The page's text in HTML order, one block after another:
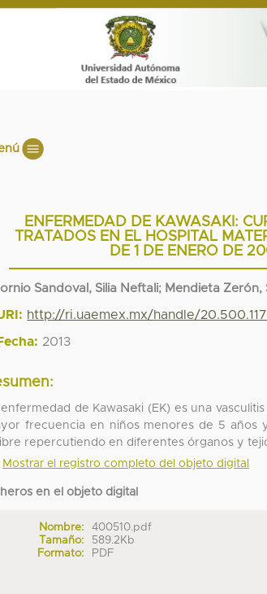
ENFERMEDAD DE KAWASAKI:
TRATADOS EN EL HOSPITAL
DE 1 DE ENERO DE
Sandoval, Silia Neftali; Mendieta Zerón,
http://ri.uaemex.mx/handle/
2013
enfermedad de Kawasaki (EK) es una
frecuencia en niños menores de 5 años
repercutiendo en diferentes órganos y
Mostrar el registro completo del objeto digital
en el objeto digital
Nombre:
400510.pdf
Tamaño:
589.2Kb
Formato:
PDF